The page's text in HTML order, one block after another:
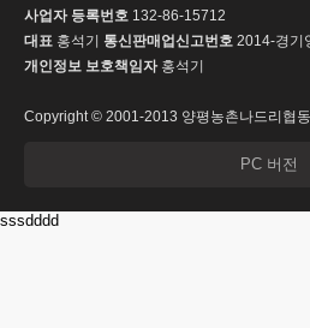
사업자 등록번호 132-86-15712
대표 홍석기 통신판매업신고번호 2014-경기
개인정보 보호책임자홍석기
Copyright © 2001-2013 양평농촌나드리협
PC 버전
sssdddd